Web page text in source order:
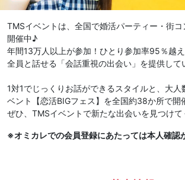
TMSイベントは、全国で婚活パーティー・街
開催中♪
年間13万人以上が参加！ひとり参加率95％越え
全員と話せる「会話重視の出会い」を提供して
1対1でじっくりお話ができるスタイルと、大人
ベント【恋活BIGフェス】を全国約38か所で開
ぜひ、TMSイベントで新たな出会いを見つけ
※オミカレでの会員登録にあたっては本人確認